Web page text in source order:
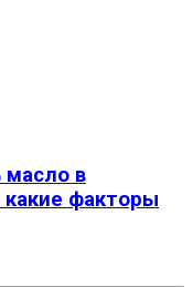
масло в
факторы